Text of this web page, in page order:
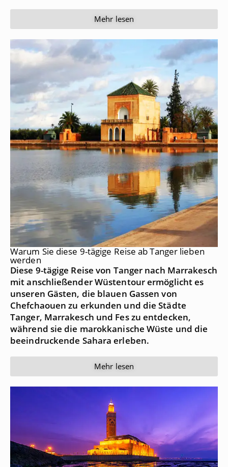
Mehr lesen
Warum Sie diese 9-tägige Reise ab Tanger lieben
werden
Diese 9-tägige Reise von Tanger nach Marrakesch
mit anschließender Wüstentour ermöglicht es
unseren Gästen, die blauen Gassen von
Chefchaouen zu erkunden und die Städte
Tanger, Marrakesch und Fes zu entdecken,
während sie die marokkanische Wüste und die
beeindruckende Sahara erleben.
Mehr lesen